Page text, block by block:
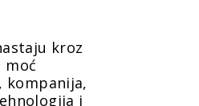
kroz
moć
kompanija,
i